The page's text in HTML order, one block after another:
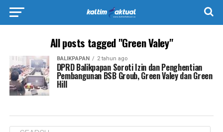
All posts tagged "Green Valey"
BALIKPAPAN 2 tahun ago
DPRD Balikpapan Soroti Izin dan Penghentian
Pembangunan BSB Groub, Green Valey dan Green
Hill